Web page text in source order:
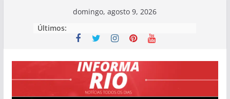
domingo, agosto 9, 2026
Últimos: